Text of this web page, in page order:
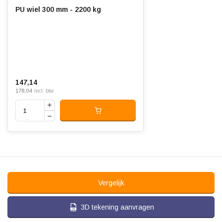
PU wiel 300 mm - 2200 kg
147,14
178,04 Incl. btw
Vergelijk
3D tekening aanvragen